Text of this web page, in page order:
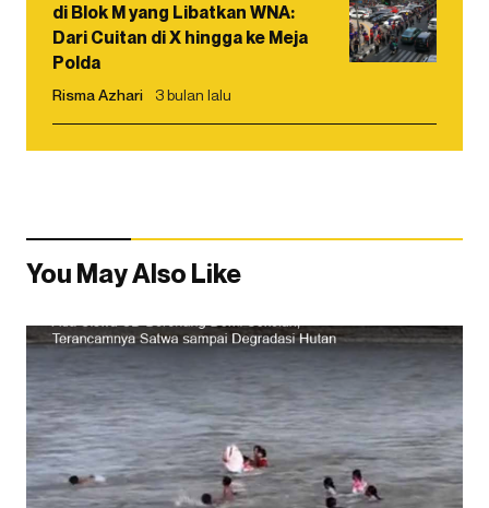
di Blok M yang Libatkan WNA:
Dari Cuitan di X hingga ke Meja
Polda
Risma Azhari 3 bulan lalu
You May Also Like